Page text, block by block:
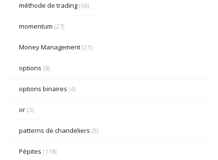
méthode de trading (66)
momentum (27)
Money Management (21)
options (8)
options binaires (4)
or (3)
patterns de chandeliers (5)
Pépites (118)